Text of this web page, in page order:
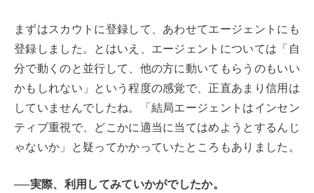
まずはスカウトに登録して、あわせてエージェントにも
登録しました。とはいえ、エージェントについては「自
分で動くのと並行して、他の方に動いてもらうのもいい
かもしれない」という程度の感覚で、正直あまり信用は
していませんでしたね。「結局エージェントはインセン
ティブ重視で、どこかに適当に当てはめようとするんじ
ゃないか」と疑ってかかっていたところもありました。
──実際、利用してみていかがでしたか。